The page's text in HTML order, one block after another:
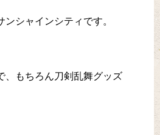
ンシャインシティです。
、もちろん刀剣乱舞グッズ